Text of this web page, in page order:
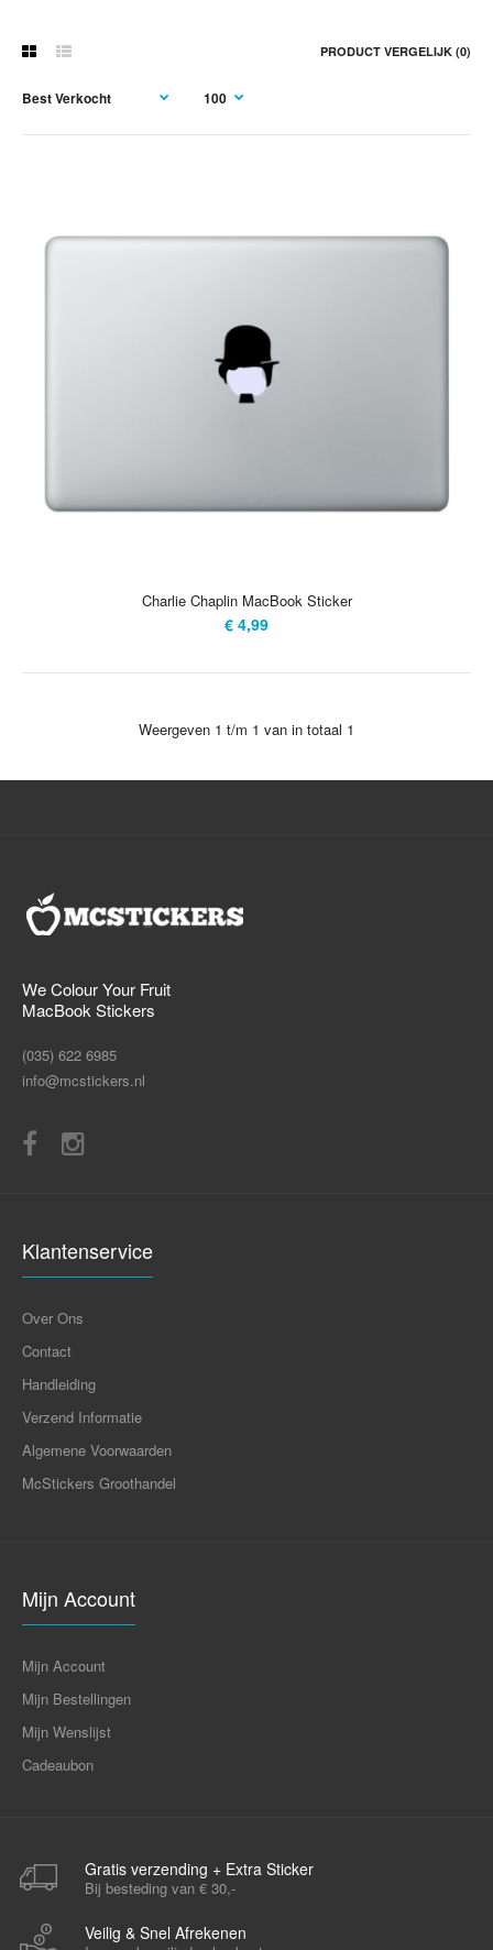
PRODUCT VERGELIJK (0)
€ 4,99
Charlie Chaplin MacBook Sticker
€ 4,99
Weergeven 1 t/m 1 van in totaal 1
We Colour Your Fruit
MacBook Stickers
(035) 622 6985
info@mcstickers.nl
Klantenservice
Over Ons
Contact
Handleiding
Verzend Informatie
Algemene Voorwaarden
McStickers Groothandel
Mijn Account
Mijn Account
Mijn Bestellingen
Mijn Wenslijst
Cadeaubon
Gratis verzending + Extra Sticker
Bij besteding van € 30,-
Veilig & Snel Afrekenen